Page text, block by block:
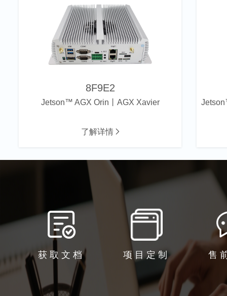
8F9E2
Jetson™ AGX Orin丨AGX Xavier
了解详情
获取文档 项目定制 售